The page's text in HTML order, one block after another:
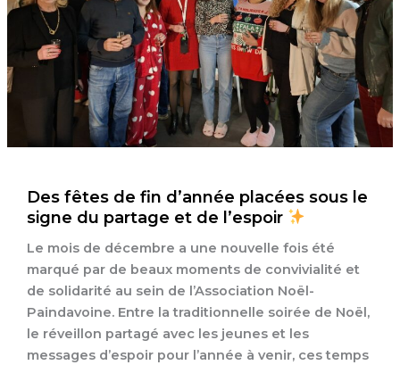
Des fêtes de fin d’année placées sous le
signe du partage et de l’espoir
Le mois de décembre a une nouvelle fois été
marqué par de beaux moments de convivialité et
de solidarité au sein de l’Association Noël-
Paindavoine. Entre la traditionnelle soirée de Noël,
le réveillon partagé avec les jeunes et les
messages d’espoir pour l’année à venir, ces temps